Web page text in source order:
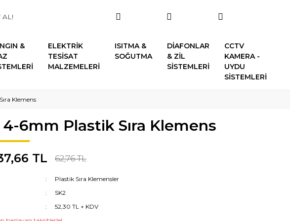
AL!
&
ELEKTRİK
TESİSAT
MALZEMELERİ
ISITMA &
SOĞUTMA
DİAFONLAR
& ZİL
SİSTEMLERİ
CCTV
KAMERA -
UYDU
SİSTEMLERİ
Klemens
4-6mm Plastik Sıra Klemens
TL 62,76 TL
Plastik Sıra Klemensler
SK2
52,30 TL + KDV